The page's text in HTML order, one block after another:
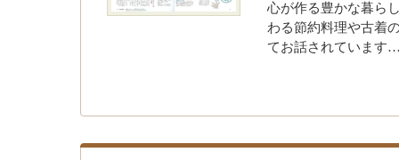
心が作る豊かな暮ら
わる節約料理や古着
てお話されています